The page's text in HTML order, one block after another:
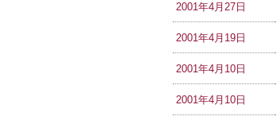
2001年4月27日
2001年4月19日
2001年4月10日
2001年4月10日